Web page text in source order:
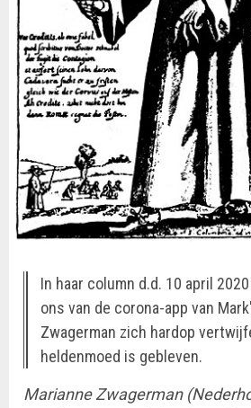
In haar column d.d. 10 april
ons van de corona-app van
Zwagerman zich hardop
heldenmoed is gebleven.
Marianne Zwagerman